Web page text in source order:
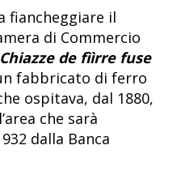
fiancheggiare il
di Commercio
Chiazze de fììrre fuse
fabbricato di ferro
ospitava, dal 1880,
che sarà
dalla Banca